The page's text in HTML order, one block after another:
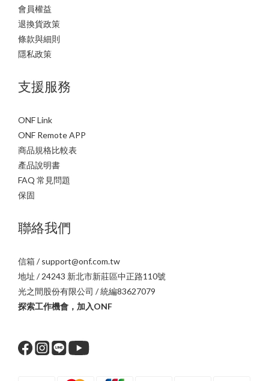
會員權益
退換貨政策
條款與細則
隱私政策
支援服務
ONF Link
ONF Remote APP
商品規格比較表
產品說明書
FAQ 常見問題
保固
聯絡我們
信箱 / support@onf.com.tw
地址 / 24243 新北市新莊區中正路110號
光之間股份有限公司 / 統編83627079
探索工作機會，加入ONF